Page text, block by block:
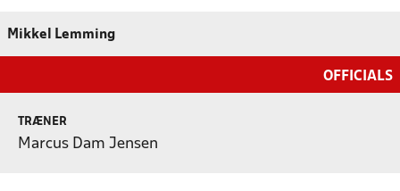
Mikkel Lemming
OFFICIALS
TRÆNER
Marcus Dam Jensen